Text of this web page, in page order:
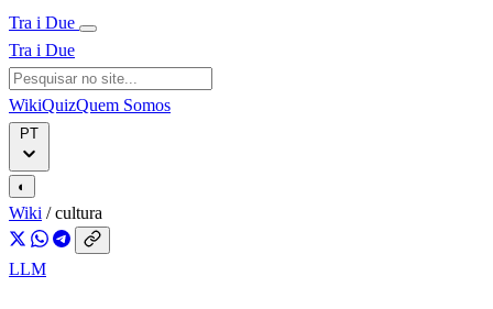
Tra i Due
Tra i Due
WikiQuizQuem Somos
◐
Wiki / cultura
LLM